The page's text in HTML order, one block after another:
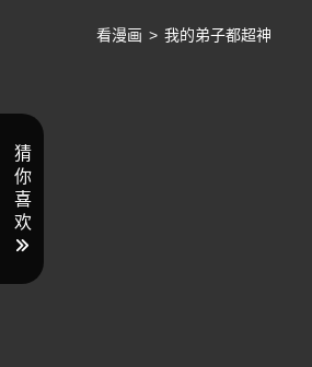
看漫画 > 我的弟子都超神
猜
你
喜
欢